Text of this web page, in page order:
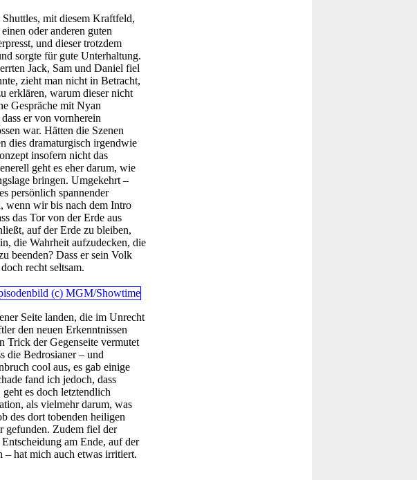
mit diesem Kraftfeld,
oder anderen guten
und dieser trotzdem
sorgte für gute Unterhaltung.
Jack, Sam und Daniel fiel
zieht man nicht in Betracht,
erklären, warum dieser nicht
Gespräche mit Nyan
er von vornherein
war. Hätten die Szenen
dies dramaturgisch irgendwie
insofern nicht das
geht es eher darum, wie
bringen. Umgekehrt –
persönlich spannender
wenn wir bis nach dem Intro
das Tor von der Erde aus
auf der Erde zu bleiben,
die Wahrheit aufzudecken, die
beenden? Dass er sein Volk
recht seltsam.
Seite landen, die im Unrecht
den neuen Erkenntnissen
Trick der Gegenseite vermutet
die Bedrosianer – und
cool aus, es gab einige
fand ich jedoch, dass
es doch letztendlich
als vielmehr darum, was
des dort tobenden heiligen
gefunden. Zudem fiel der
am Ende, auf der
– hat mich auch etwas irritiert.